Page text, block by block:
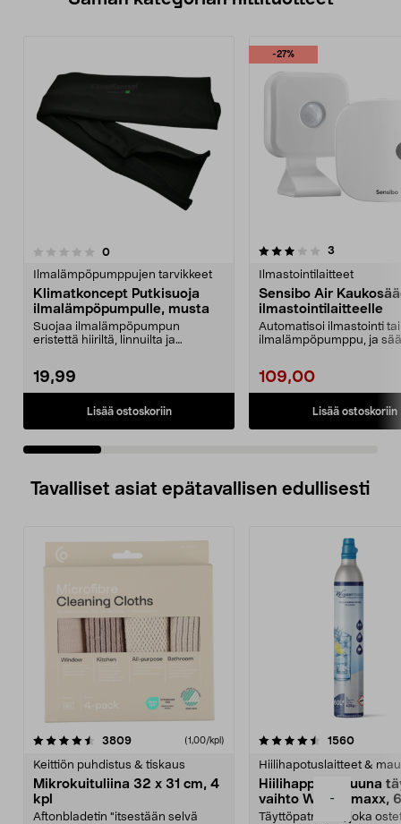
-
0arvostelut
Ilmalämpöpumppujen tarvikkeet
Klimatkoncept Putkisuoja
ilmalämpöpumpulle, musta
Suojaa ilmalämpöpumpun
eristettä hiiriltä, linnuilta ja
19,99
Lisää ostoskoriin
-27%
3.5 viidestä
3
Ilmastointilaitteet
Sensibo Air
ilmastointilaitteelle
Automatisoi ilmastointi tai
ilmalämpöpumppu, ja
109,00
Lisää ostoskoriin
4.5 viidestä
Tavalliset asiat epätavallisen edullisesti
3809arvostelut (1,00/kpl)
Keittiön puhdistus & tiskaus
Mikrokuituliina 32 x 31 cm, 4
kpl
Aftonbladetin "itsestään selvä
4.5viidestä
1560
Hiilihapotuslaitteet &
Hiilihappopatruuna
vaihto Wassermaxx,
Täyttöpatruuna, joka
4.5viidestä